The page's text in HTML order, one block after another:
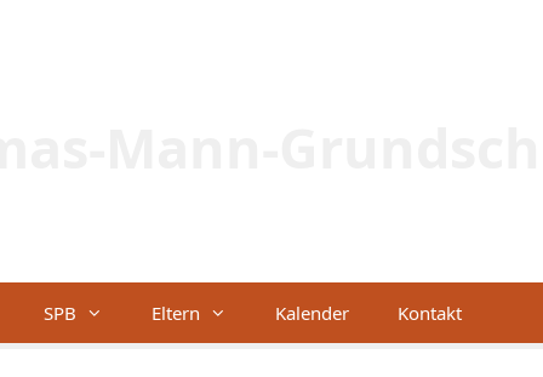
SPB Eltern Kalender Kontakt